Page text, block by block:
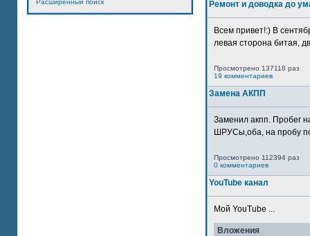
Расширенный поиск Ремонт и доводка до
Всем привет!:) В
левая сторона битая,
Просмотрено 137118 раз
19 комментариев
Замена АКПП
Заменил акпп. Пробег
ШРУСы,оба, на пробу
Просмотрено 112394 раз
0 комментариев
YouTube канал
Мой YouTube ...
Вложения